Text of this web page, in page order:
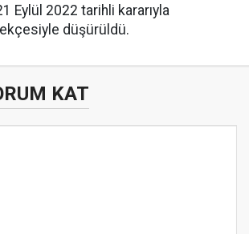
Eylül 2022 tarihli kararıyla
düşürüldü.
KAT